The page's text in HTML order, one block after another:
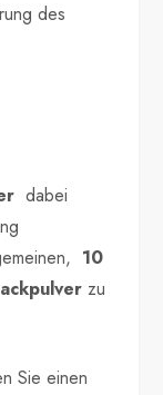
des
dabei
10
zu
Sie einen